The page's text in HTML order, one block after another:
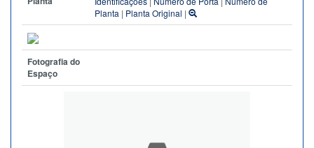
Planta | Planta Original |
Fotografia do
Espaço